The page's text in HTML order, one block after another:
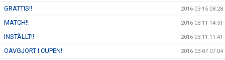
GRATTIS!! 2016-03-15 08:28
MATCH!! 2016-03-11 14:51
INSTÄLLT!! 2016-03-11 11:41
OAVGJORT I CUPEN! 2016-03-07 07:04